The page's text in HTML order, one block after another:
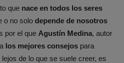
que nace en todos los seres
o no solo depende de nosotros
por el que Agustín Medina, autor
los mejores consejos para
de lo que se suele creer, es